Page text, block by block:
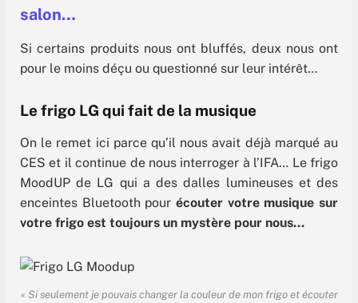
salon…
Si certains produits nous ont bluffés, deux nous ont
pour le moins déçu ou questionné sur leur intérêt…
Le frigo LG qui fait de la musique
On le remet ici parce qu’il nous avait déjà marqué au
CES et il continue de nous interroger à l’IFA… Le frigo
MoodUP de LG qui a des dalles lumineuses et des
enceintes Bluetooth pour écouter votre musique sur
votre frigo est toujours un mystère pour nous…
« Si seulement je pouvais changer la couleur de mon frigo et écouter